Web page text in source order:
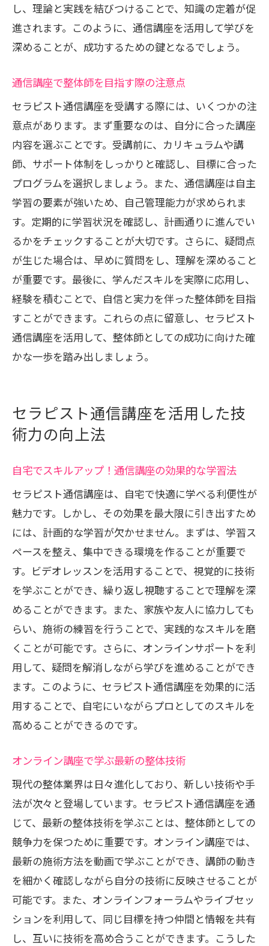
し、理論と実践を結びつけることで、知識の定着が促
進されます。このように、通信講座を活用して学びを
深めることが、成功するための鍵となるでしょう。
通信講座で整体師を目指す際の注意点
セラピスト通信講座を受講する際には、いくつかの注
意点があります。まず重要なのは、自分に合った講座
内容を選ぶことです。受講前に、カリキュラムや講
師、サポート体制をしっかりと確認し、目標に合った
プログラムを選択しましょう。また、通信講座は自主
学習の要素が強いため、自己管理能力が求められま
す。定期的に学習状況を確認し、計画通りに進んでい
るかをチェックすることが大切です。さらに、疑問点
が生じた場合は、早めに質問をし、理解を深めること
が重要です。最後に、学んだスキルを実際に応用し、
経験を積むことで、自信と実力を伴った整体師を目指
すことができます。これらの点に留意し、セラピスト
通信講座を活用して、整体師としての成功に向けた確
かな一歩を踏み出しましょう。
セラピスト通信講座を活用した技
術力の向上法
自宅でスキルアップ！通信講座の効果的な学習法
セラピスト通信講座は、自宅で快適に学べる利便性が
魅力です。しかし、その効果を最大限に引き出すため
には、計画的な学習が欠かせません。まずは、学習ス
ペースを整え、集中できる環境を作ることが重要で
す。ビデオレッスンを活用することで、視覚的に技術
を学ぶことができ、繰り返し視聴することで理解を深
めることができます。また、家族や友人に協力しても
らい、施術の練習を行うことで、実践的なスキルを磨
くことが可能です。さらに、オンラインサポートを利
用して、疑問を解消しながら学びを進めることができ
ます。このように、セラピスト通信講座を効果的に活
用することで、自宅にいながらプロとしてのスキルを
高めることができるのです。
オンライン講座で学ぶ最新の整体技術
現代の整体業界は日々進化しており、新しい技術や手
法が次々と登場しています。セラピスト通信講座を通
じて、最新の整体技術を学ぶことは、整体師としての
競争力を保つために重要です。オンライン講座では、
最新の施術方法を動画で学ぶことができ、講師の動き
を細かく確認しながら自分の技術に反映させることが
可能です。また、オンラインフォーラムやライブセッ
ションを利用して、同じ目標を持つ仲間と情報を共有
し、互いに技術を高め合うことができます。こうした